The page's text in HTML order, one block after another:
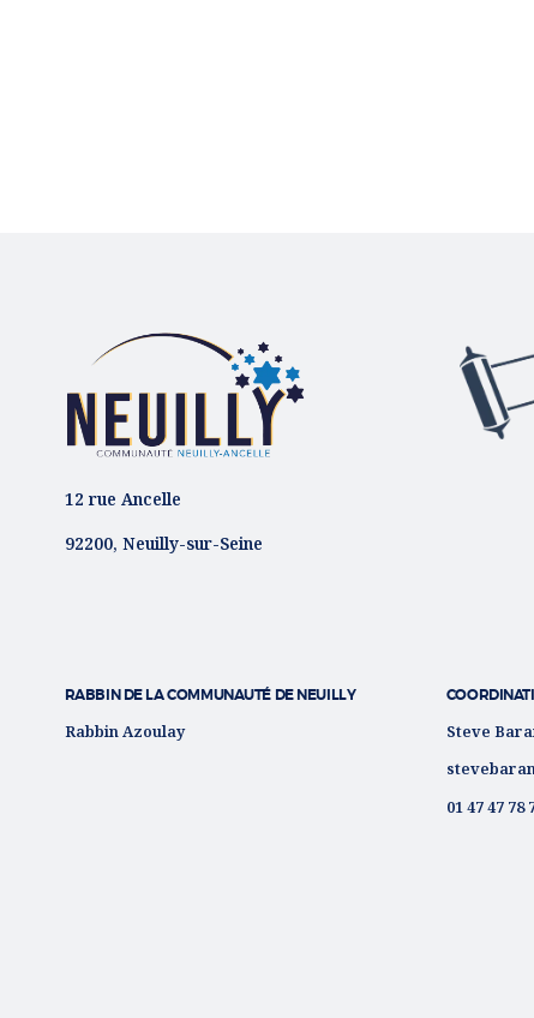
12 rue Ancelle
92200, Neuilly-sur-Seine
RABBIN DE LA COMMUNAUTÉ DE NEUILLY
Rabbin Azoulay
Steve
01 47 47 78